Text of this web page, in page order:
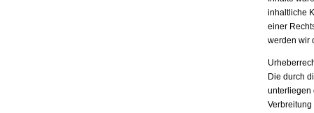
inhaltliche
einer
werden wir
Die durch
unterliegen